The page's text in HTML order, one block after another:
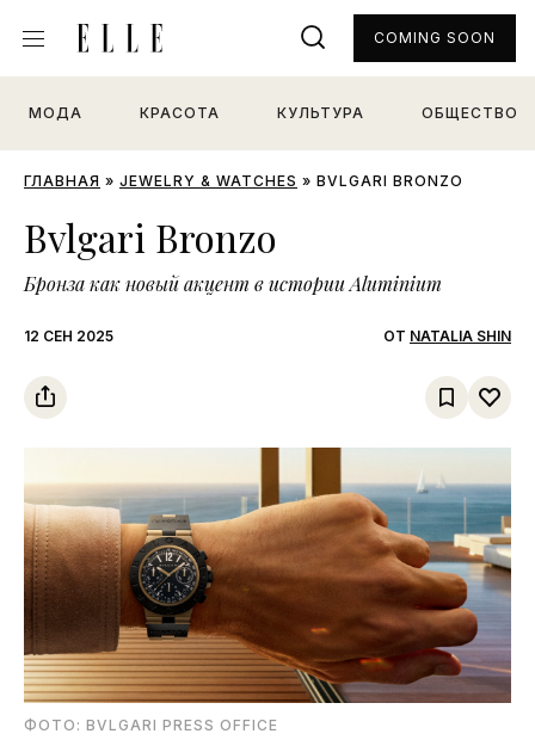
МОДА КРАСОТА КУЛЬТУРА ОБЩЕСТВО
COMING SOON
ГЛАВНАЯ » JEWELRY & WATCHES » BVLGARI BRONZO
Bvlgari Bronzo
Бронза как новый акцент в истории Aluminium
12 СЕН 2025 ОТ NATALIA SHIN
ФОТО: BVLGARI PRESS OFFICE